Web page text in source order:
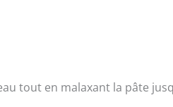
tout en malaxant la pâte